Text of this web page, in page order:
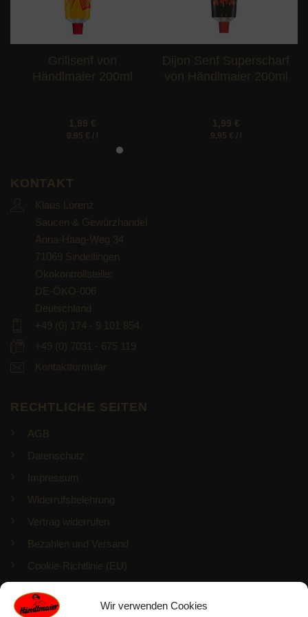
Wir verwenden Cookies
Grillsenf von
Händlmaier 200ml
1,99 €
9,95 € /
Dijon Senf Superscharf
von Händlmaier 200ml
1,99 €
9,95 € /
KONTAKT
Klaus Lorenz
Saucen & Gewürzhandel
Anna-Haag-Weg 34
71069 Sindelfingen
Ökokontrollstelle:
DE-ÖKO-006
Deutschland
+49 (0) 174 - 9 101 854
+49 (0) 7031 - 675 119
Kontaktformular
RECHTLICHE SEITEN
AGB
Datenschutz
Impressum
Widerrufsbelehrung
Vertrag widerrufen
Bezahlen und Versand
Cookie-Richtlinie (EU)
PRODUKTHERSTELLER